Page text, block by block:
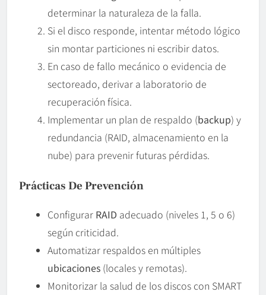
determinar la naturaleza de la falla.
Si el disco responde, intentar método lógico
sin montar particiones ni escribir datos.
En caso de fallo mecánico o evidencia de
sectoreado, derivar a laboratorio de
recuperación física.
Implementar un plan de respaldo (backup) y
redundancia (RAID, almacenamiento en la
nube) para prevenir futuras pérdidas.
Prácticas De Prevención
Configurar RAID adecuado (niveles 1, 5 o 6)
según criticidad.
Automatizar respaldos en múltiples
ubicaciones (locales y remotas).
Monitorizar la salud de los discos con SMART